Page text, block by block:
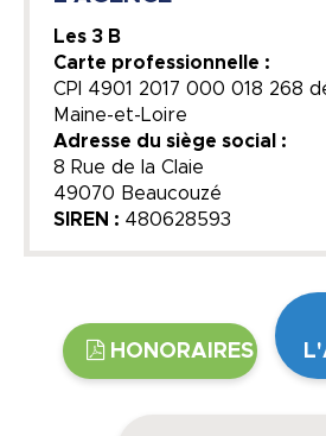
Les 3 B
Carte professionnelle :
CPI 4901 2017 000 018 268
Maine-et-Loire
Adresse du siège social :
8 Rue de la Claie
49070 Beaucouzé
SIREN : 480628593
HONORAIRES